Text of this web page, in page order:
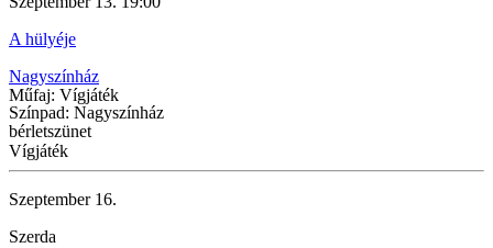
A hülyéje
Nagyszínház
Műfaj: Vígjáték
Színpad: Nagyszínház
bérletszünet
Vígjáték
Szeptember 16.
Szerda